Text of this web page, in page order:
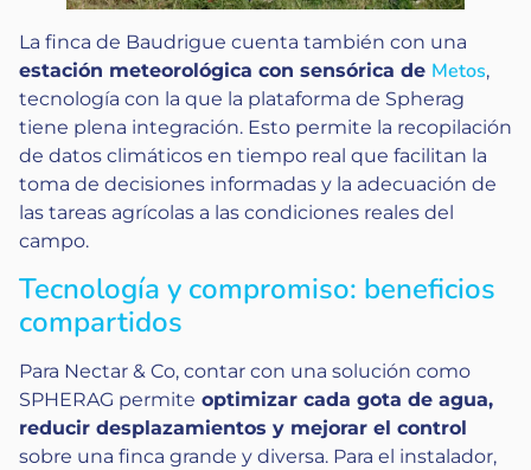
La finca de Baudrigue cuenta también con una
estación meteorológica con sensórica de Metos,
tecnología con la que la plataforma de Spherag
tiene plena integración. Esto permite la recopilación
de datos climáticos en tiempo real que facilitan la
toma de decisiones informadas y la adecuación de
las tareas agrícolas a las condiciones reales del
campo.
Tecnología y compromiso: beneficios
compartidos
Para Nectar & Co, contar con una solución como
SPHERAG permite optimizar cada gota de agua,
reducir desplazamientos y mejorar el control
sobre una finca grande y diversa. Para el instalador,